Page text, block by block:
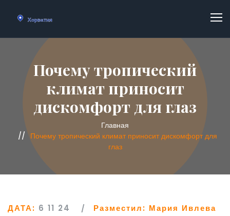
Почему тропический
климат приносит
дискомфорт для глаз
Главная
Почему тропический климат приносит дискомфорт для
глаз
ДАТА: 6 11 24 Разместил: Мария Ивлева